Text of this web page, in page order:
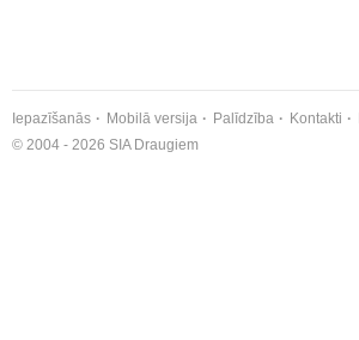
Iepazīšanās Mobilā versija Palīdzība Kontakti
© 2004 - 2026 SIA Draugiem